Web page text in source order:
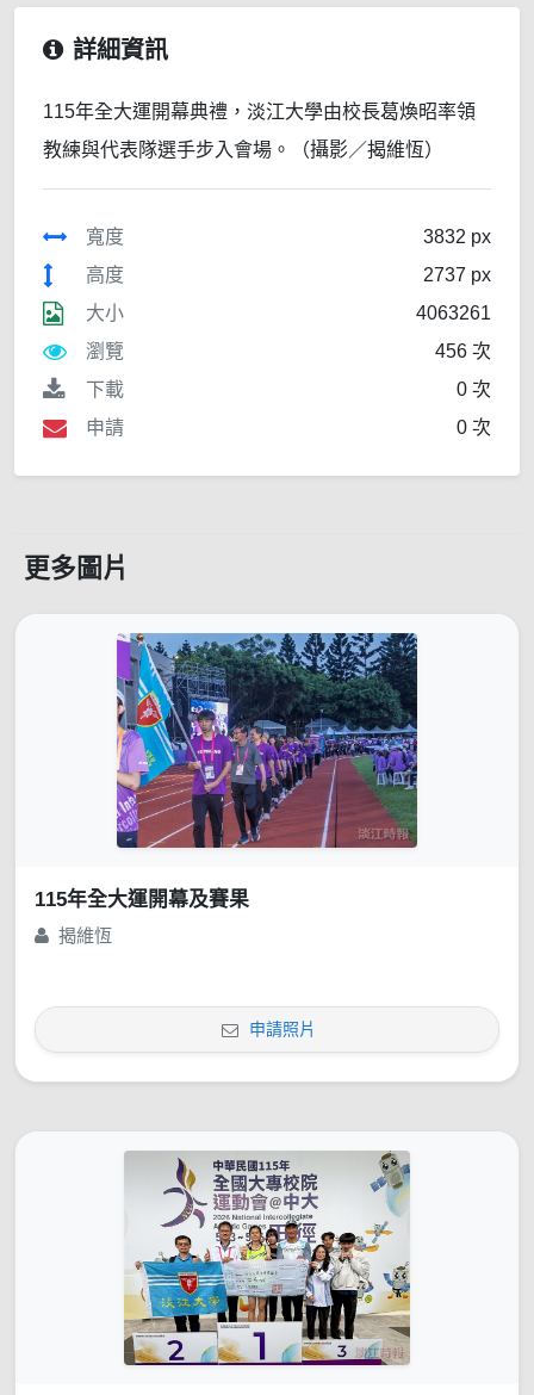
詳細資訊
115年全大運開幕典禮，淡江大學由校長葛煥昭率領
教練與代表隊選手步入會場。（攝影／揭維恆）
寬度
3832 px
高度
2737 px
大小
4063261
瀏覽
456 次
下載
0 次
申請
0 次
更多圖片
115年全大運開幕及賽果
揭維恆
申請照片